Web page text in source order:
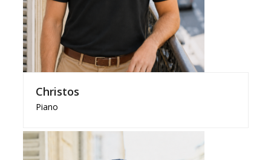
Christos
Piano